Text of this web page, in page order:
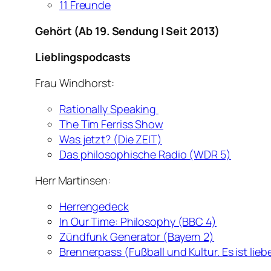
11 Freunde
Gehört (Ab 19. Sendung | Seit 2013)
Lieblingspodcasts
Frau Windhorst:
Rationally Speaking
The Tim Ferriss Show
Was jetzt? (Die ZEIT)
Das philosophische Radio (WDR 5)
Herr Martinsen:
Herrengedeck
In Our Time: Philosophy (BBC 4)
Zündfunk Generator (Bayern 2)
Brennerpass (Fußball und Kultur. Es ist